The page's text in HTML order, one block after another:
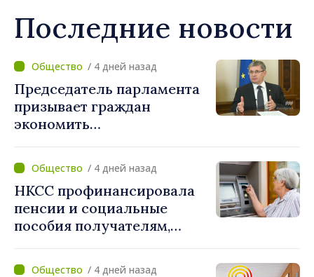
Последние новости
/ 4 дней назад
Председатель парламента
призывает граждан
экономить
каждый сократит
потребление энергии, мы
внесём свой вклад в
поддержание
стабильности системы»
/ 4 дней назад
НКСС профинансировала
пенсии и социальные
пособия получателям,
карты
/ 4 дней назад